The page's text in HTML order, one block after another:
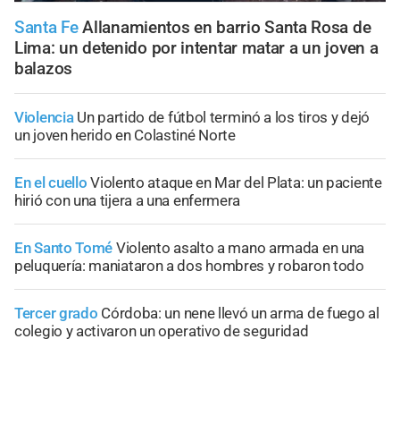
Santa Fe Allanamientos en barrio Santa Rosa de
Lima: un detenido por intentar matar a un joven a
balazos
Violencia Un partido de fútbol terminó a los tiros y dejó
un joven herido en Colastiné Norte
En el cuello Violento ataque en Mar del Plata: un paciente
hirió con una tijera a una enfermera
En Santo Tomé Violento asalto a mano armada en una
peluquería: maniataron a dos hombres y robaron todo
Tercer grado Córdoba: un nene llevó un arma de fuego al
colegio y activaron un operativo de seguridad